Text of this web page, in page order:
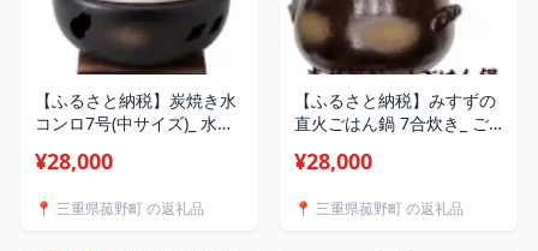
【ふるさと納税】炭焼き水
コンロ7号(中サイズ)_ 水コ
ロ キャンプ アウトドア 調
め 送料無料 【1524546】
¥28,000
📍 三重県菰野町 の返礼品
【ふるさと納税】みすずの
直火ごはん鍋 7合炊き_ ご
調理器具 ご飯 美味しい 人
【1524544】
¥28,000
📍 三重県菰野町 の返礼品